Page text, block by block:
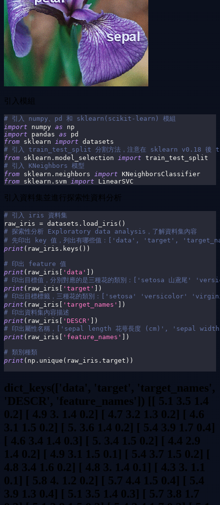
引入模組
# 引入 numpy、pd 和 sklearn(scikit-learn) 模組
import numpy as np
import pandas as pd
from sklearn import datasets
# 引入 train_test_split 分割方法，注意在 sklearn v0.18
from sklearn . model_selection import train_test_split
# 引入 KNeighbors 模型
from sklearn . neighbors import KNeighborsClassifier
from sklearn . svm import LinearSVC
引入資料集並進行探索性資料分析
# 引入 iris 資料集
raw_iris = datasets . load_iris ( )
# 探索性分析 Exploratory data analysis，了解資料集內容
# 先印出 key 值，列出有哪些值：['data', 'target',
print ( raw_iris . keys ( ) )
# 印出 feature 值
print ( raw_iris 'data'
)
# 印出目標值，分別對應的是三種花的類別：['setosa 山鳶尾'
print ( raw_iris 'target'
)
# 印出目標標籤，三種花的類別：['setosa' 'versicolor'
print ( raw_iris 'target_names'
)
# 印出資料集內容描述
print ( raw_iris 'DESCR'
)
# 印出屬性名稱，['sepal length 花萼長度 (cm)', 'sepal
print ( raw_iris 'feature_names' )
# 類別種類
print ( np . unique ( raw_iris . target ) )
dict_keys(['data', 'target', 'target_names',
'DESCR', 'feature_names']) [[ 5.1 3.5 1.4
0.2] [ 4.9 3. 1.4 0.2] [ 4.7 3.2 1.3 0.2] [ 4.6
3.1 1.5 0.2] [ 5. 3.6 1.4 0.2] [ 5.4 3.9 1.7 0.4]
[ 4.6 3.4 1.4 0.3] [ 5. 3.4 1.5 0.2] [ 4.4 2.9
1.4 0.2] [ 4.9 3.1 1.5 0.1] [ 5.4 3.7 1.5 0.2] [
4.8 3.4 1.6 0.2] [ 4.8 3. 1.4 0.1] [ 4.3 3. 1.1
0.1] [ 5.8 4. 1.2 0.2] [ 5.7 4.4 1.5 0.4] [ 5.4
3.9 1.3 0.4] [ 5.1 3.5 1.4 0.3] [ 5.7 3.8 1.7